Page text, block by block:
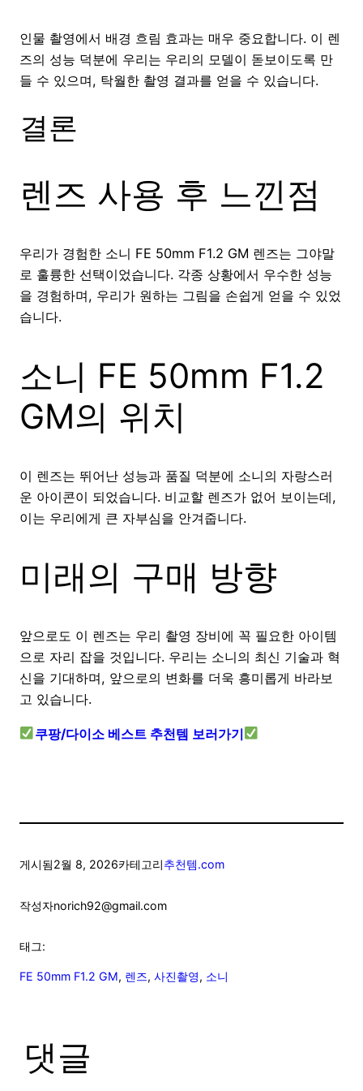
인물 촬영에서 배경 흐림 효과는 매우 중요합니다. 이 렌
즈의 성능 덕분에 우리는 우리의 모델이 돋보이도록 만
들 수 있으며, 탁월한 촬영 결과를 얻을 수 있습니다.
결론
렌즈 사용 후 느낀점
우리가 경험한 소니 FE 50mm F1.2 GM 렌즈는 그야말
로 훌륭한 선택이었습니다. 각종 상황에서 우수한 성능
을 경험하며, 우리가 원하는 그림을 손쉽게 얻을 수 있었
습니다.
소니 FE 50mm F1.2
GM의 위치
이 렌즈는 뛰어난 성능과 품질 덕분에 소니의 자랑스러
운 아이콘이 되었습니다. 비교할 렌즈가 없어 보이는데,
이는 우리에게 큰 자부심을 안겨줍니다.
미래의 구매 방향
앞으로도 이 렌즈는 우리 촬영 장비에 꼭 필요한 아이템
으로 자리 잡을 것입니다. 우리는 소니의 최신 기술과 혁
신을 기대하며, 앞으로의 변화를 더욱 흥미롭게 바라보
고 있습니다.
쿠팡/다이소 베스트 추천템 보러가기
게시됨2월 8, 2026카테고리추천템.com
작성자norich92@gmail.com
태그:
FE 50mm F1.2 GM, 렌즈, 사진촬영, 소니
댓글